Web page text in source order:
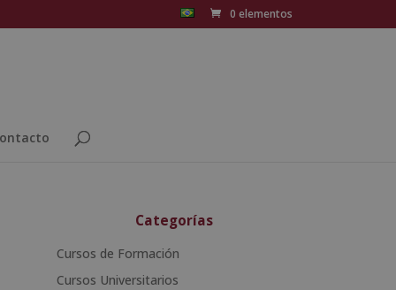
0 elementos
Categorías
Cursos de Formación
Cursos Universitarios